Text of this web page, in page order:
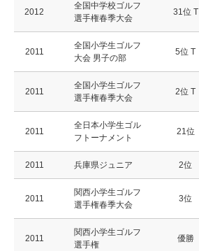
2012
全国中学校ゴルフ
選手権春季大会
31位 T
2011
全国小学生ゴルフ
大会 男子の部
5位 T
2011
全国小学生ゴルフ
選手権春季大会
2位 T
2011
全日本小学生ゴル
フトーナメント
21位
2011 兵庫県ジュニア 2位
2011
関西小学生ゴルフ
選手権春季大会
3位
2011
関西小学生ゴルフ
選手権
優勝